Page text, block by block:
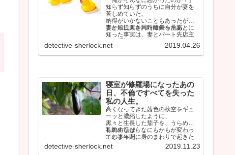
知らず知らずのうちに自分が妻を
苦しめていた。
納得がいかないこともあったが、
妻から提案された離婚を承諾。
妻と娘二人を同時に失ったあとに
知った事実は、妻とパート先店主
…
detective-sherlock.net 2019.04.26
寝室が修羅場になったあの
日、不倫ですべてを失った
私の人生。
高くなってきた茜色の秋空をギュ
ーッと濃縮したように、
黒々と生長した茄子を、うらめし
く眺めながら、
この半年間に身のまわりで起きた
ことを思い返していた。
私の生活は、なにもかもが変わっ
てしまった。
しかも間違いなく最悪な…
detective-sherlock.net 2019.11.23